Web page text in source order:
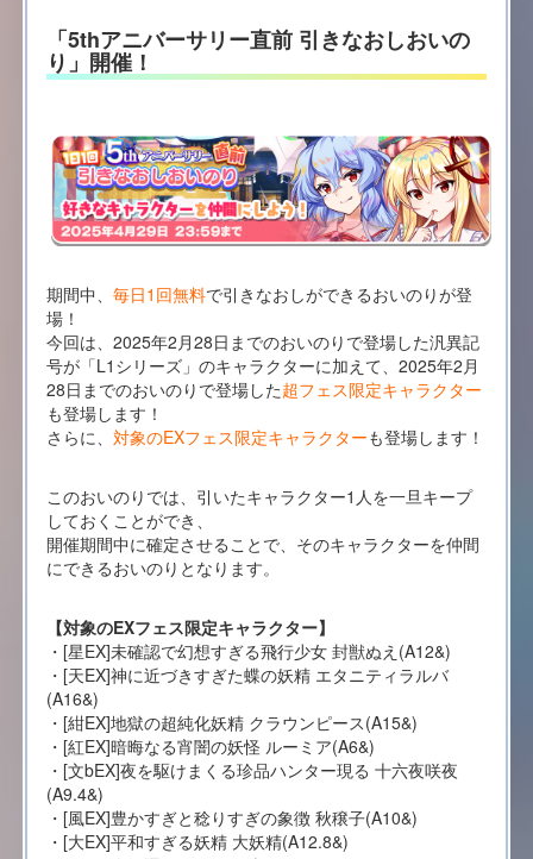
「5thアニバーサリー直前 引きなおしおいの
り」開催！
期間中、 毎日1回無料で引きなおしができるおいのりが登
場！
今回は、2025年2月28日までのおいのりで登場した汎異記
号が「L1シリーズ」のキャラクターに加えて、2025年2月
28日までのおいのりで登場した超フェス限定キャラクター
も登場します！
さらに、 対象のEXフェス限定キャラクターも登場します！
このおいのりでは、引いたキャラクター1人を一旦キープ
しておくことができ、
開催期間中に確定させることで、そのキャラクターを仲間
にできるおいのりとなります。
【対象のEXフェス限定キャラクター】
・[星EX]未確認で幻想すぎる飛行少女 封獣ぬえ(A12&)
・[天EX]神に近づきすぎた蝶の妖精 エタニティラルバ
(A16&)
・[紺EX]地獄の超純化妖精 クラウンピース(A15&)
・[紅EX]暗晦なる宵闇の妖怪 ルーミア(A6&)
・[文bEX]夜を駆けまくる珍品ハンター現る 十六夜咲夜
(A9.4&)
・[風EX]豊かすぎと稔りすぎの象徴 秋穣子(A10&)
・[大EX]平和すぎる妖精 大妖精(A12.8&)